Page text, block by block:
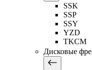
SSK
SSP
SSY
YZD
TKCM
Дисковые